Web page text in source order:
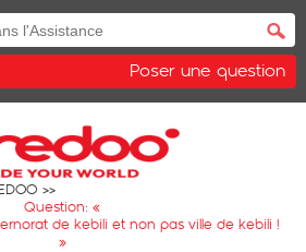
Poser une question
Question: «
de kebili et non pas ville de kebili !
»